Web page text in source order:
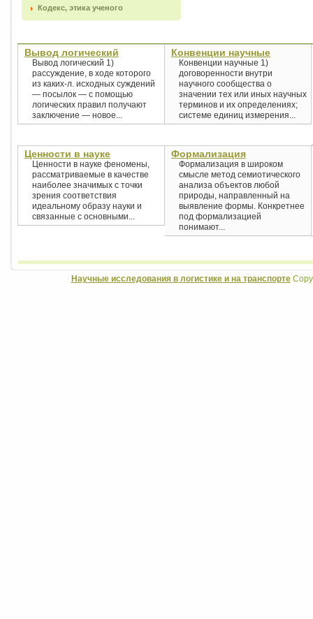
Кодекс, этика ученого
Вывод логический
Вывод логический 1)
рассуждение, в ходе которого
из каких-л. исходных суждений
— посылок — с помощью
логических правил получают
заключение — новое...
Конвенции научные
Конвенции научные 1)
договоренности внутри
научного сообщества о
значении тех или иных научных
терминов и их определениях;
системе единиц измерения...
Ценности в науке
Ценности в науке феномены,
рассматриваемые в качестве
наиболее значимых с точки
зрения соответствия
идеальному образу науки и
связанные с основными...
Формализация
Формализация в широком
смысле метод семиотического
анализа объектов любой
природы, направленный на
выявление формы. Конкретнее
под формализацией
понимают...
Научные исследования в логистике и на транспорте